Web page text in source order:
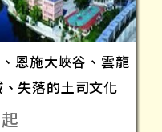
恩施大峽谷、雲龍
失落的土司文化
起